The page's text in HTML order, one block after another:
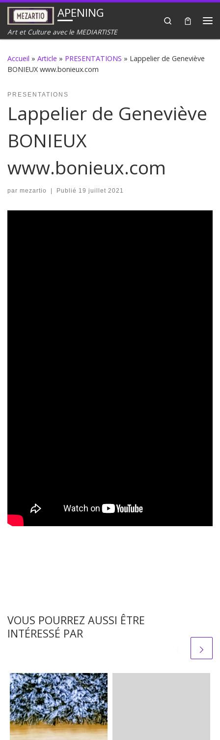
Passer au contenuAPENING
Art et Culture avec le MEDIARTISTE
Search
Accueil » Article » PRESENTATIONS » Lappelier de Geneviève
BONIEUX www.bonieux.com
PRESENTATIONS
Lappelier de Geneviève
BONIEUX
www.bonieux.com
par mezartio Publié 19 juillet 2021
VOUS POURREZ AUSSI ÊTRE
INTÉRESSÉ PAR